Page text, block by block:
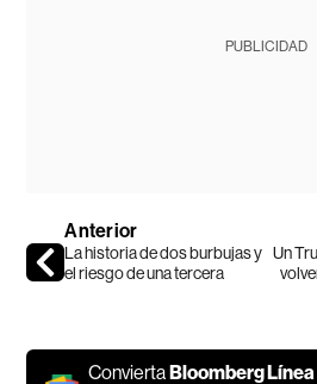
PUBLICIDAD
Anterior
La historia de dos burbujas y
el riesgo de una tercera
Un
Convierta Bloomberg Línea